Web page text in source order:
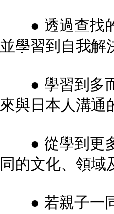
● 透過查找的
並學習到自我解
● 學習到多而
來與日本人溝通
● 從學到更多
同的文化、領域
● 若親子一同